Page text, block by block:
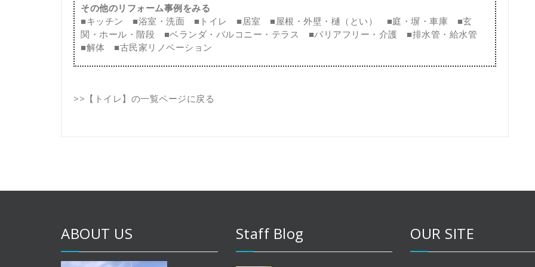
その他のリフォーム事例をみる
■キッチン ■浴室・洗面 ■ トイレ ■ 居室 ■屋根・外壁・樋（とい） ■庭・塀・車庫 ■玄
関・ホール・階段 ■ベランダ・バルコニー・テラス ■バリアフリー・介護 ■排水管・給水管
■解体 ■古民家リノベーション
>> 【トイレ】の一覧ページに戻る
ABOUT US Staff Blog OUR SITE